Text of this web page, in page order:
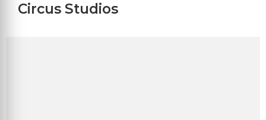
Circus Studios